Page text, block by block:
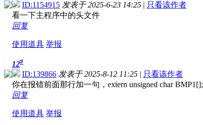
ID:1154915 发表于 2025-6-23 14:25 | 只看该作者
看一下主程序中的头文件
回复
使用道具 举报
12#
ID:139866 发表于 2025-8-12 11:25 | 只看该作者
你在报错前面那行加一句，extern unsigned char BMP1[];
回复
使用道具 举报